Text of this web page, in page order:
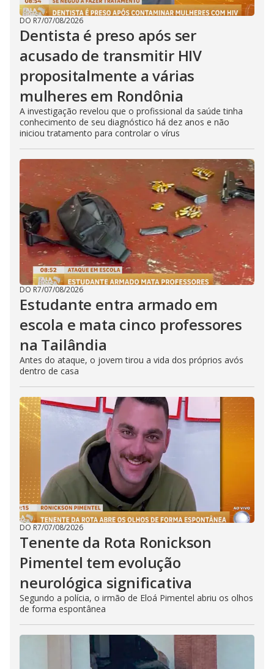
DO R7/07/08/2026
Dentista é preso após ser
acusado de transmitir HIV
propositalmente a várias
mulheres em Rondônia
A investigação revelou que o profissional da saúde tinha
conhecimento de seu diagnóstico há dez anos e não
iniciou tratamento para controlar o vírus
DO R7/07/08/2026
Estudante entra armado em
escola e mata cinco professores
na Tailândia
Antes do ataque, o jovem tirou a vida dos próprios avós
dentro de casa
DO R7/07/08/2026
Tenente da Rota Ronickson
Pimentel tem evolução
neurológica significativa
Segundo a polícia, o irmão de Eloá Pimentel abriu os olhos
de forma espontânea